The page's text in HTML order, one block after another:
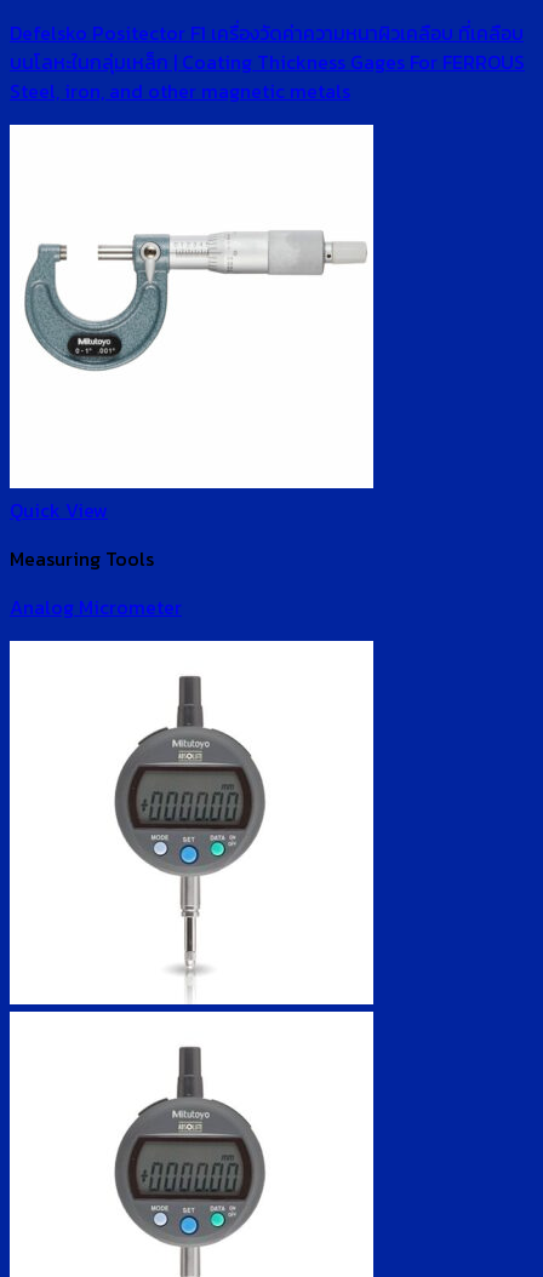
Defelsko Positector F1 เครื่องวัดค่าความหนาผิวเคลือบ ที่เคลือบ
บนโลหะในกลุ่มเหล็ก | Coating Thickness Gages For FERROUS
Steel, iron, and other magnetic metals
Quick View
Measuring Tools
Analog Micrometer